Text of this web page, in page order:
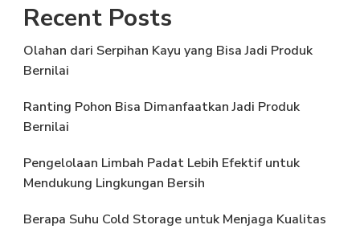
Recent Posts
Olahan dari Serpihan Kayu yang Bisa Jadi Produk
Bernilai
Ranting Pohon Bisa Dimanfaatkan Jadi Produk
Bernilai
Pengelolaan Limbah Padat Lebih Efektif untuk
Mendukung Lingkungan Bersih
Berapa Suhu Cold Storage untuk Menjaga Kualitas